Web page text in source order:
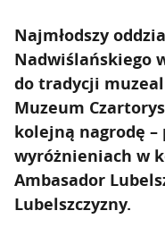
Najmłodszy
Nadwiślańskiego
do tradycji
Muzeum
kolejną nagrodę –
wyróżnieniach w
Ambasador
Lubelszczyzny.